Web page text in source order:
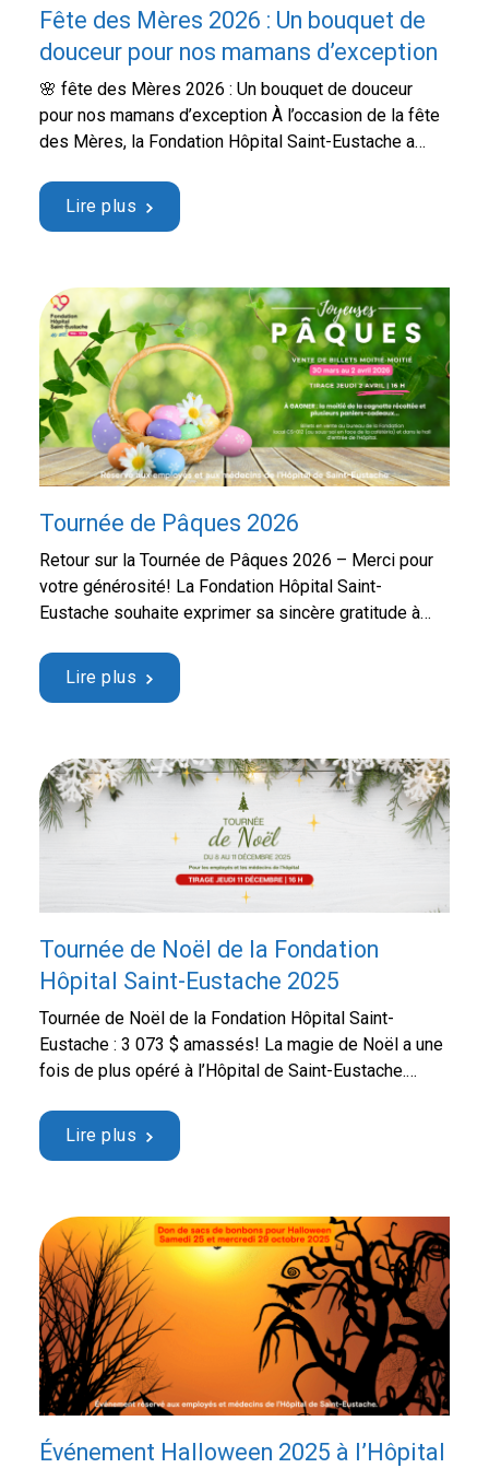
Fête des Mères 2026 : Un bouquet de
douceur pour nos mamans d’exception
🌸 fête des Mères 2026 : Un bouquet de douceur
pour nos mamans d’exception À l’occasion de la fête
des Mères, la Fondation Hôpital Saint-Eustache a
de celles qui forment le pilier de nos unités de soins :
les mères de notre équipe hospitalière. Une maman …
Lire plus
Tournée de Pâques 2026
Retour sur la Tournée de Pâques 2026 – Merci pour
votre générosité! La Fondation Hôpital Saint-
Eustache souhaite exprimer sa sincère gratitude à
Tournée de Pâques et au tirage moitié-moitié,
organisés du 30 mars au 2 avril 2026. Grâce à votre
Lire plus
Tournée de Noël de la Fondation
Hôpital Saint-Eustache 2025
Tournée de Noël de la Fondation Hôpital Saint-
Eustache : 3 073 $ amassés! La magie de Noël a une
fois de plus opéré à l’Hôpital de Saint-Eustache.
de Noël 2025 de la Fondation Hôpital Saint-Eustache
a été un immense succès. Cet événement festif a
Lire plus
Événement Halloween 2025 à l’Hôpital